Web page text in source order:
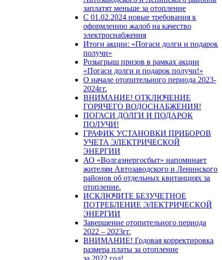
заплатят меньше за отопление
С 01.02.2024 новые требования к
оформлению жалоб на качество
электроснабжения
Итоги акции: «Погаси долги и подарок
получи»
Розыгрыш призов в рамках акции
«Погаси долги и подарок получи!»
О начале отопительного периода 2023-
2024гг.
ВНИМАНИЕ! ОТКЛЮЧЕНИЕ
ГОРЯЧЕГО ВОДОСНАБЖЕНИЯ!
ПОГАСИ ДОЛГИ И ПОДАРОК
ПОЛУЧИ!
ГРАФИК УСТАНОВКИ ПРИБОРОВ
УЧЕТА ЭЛЕКТРИЧЕСКОЙ
ЭНЕРГИИ
АО «Волгаэнергосбыт» напоминает
жителям Автозаводского и Ленинского
районов об отдельных квитанциях за
отопление.
ИСКЛЮЧИТЕ БЕЗУЧЕТНОЕ
ПОТРЕБЛЕНИЕ ЭЛЕКТРИЧЕСКОЙ
ЭНЕРГИИ
Завершение отопительного периода
2022 – 2023гг.
ВНИМАНИЕ! Годовая корректировка
размера платы за отопление